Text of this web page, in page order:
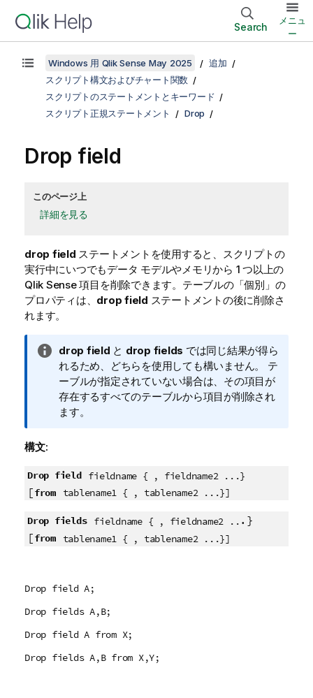
Search
メニュ
ー
Windows 用 Qlik Sense May 2025
追加
スクリプト構文およびチャート関数
スクリプトのステートメントとキーワード
スクリプト正規ステートメント
Drop
Drop field
このページ上
詳細を見る
drop field ステートメントを使用すると、スクリプトの
実行中にいつでもデータ モデルやメモリから 1 つ以上の
Qlik Sense項目を削除できます。テーブルの「個別」の
プロパティは、 drop field ステートメントの後に削除さ
れます。
情
報
メ
モ
drop field と drop fields では同じ結果が得ら
れるため、どちらを使用しても構いません。 テ
ーブルが指定されていない場合は、その項目が
存在するすべてのテーブルから項目が削除され
ます。
構文:
Drop field fieldname { , fieldname2 ...}
[from tablename1 { , tablename2 ...}]
Drop fields fieldname { , fieldname2 .. .}
[from tablename1 { , tablename2 ...}]
Drop field A;
Drop fields A,B;
Drop field A from X;
Drop fields A,B from X,Y;